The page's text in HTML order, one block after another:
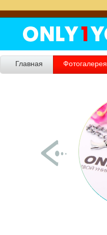
Главная Фотогалерея